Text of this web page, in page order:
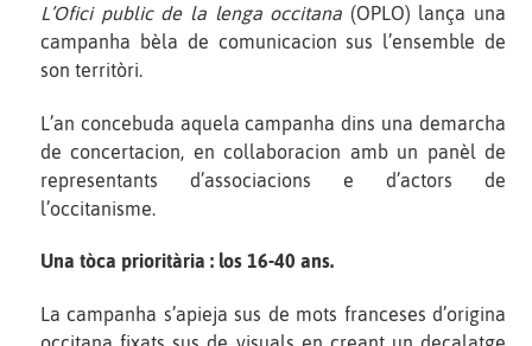
L’Ofici public de la lenga occitana (OPLO) lança una
campanha bèla de comunicacion sus l’ensemble de
son territòri.
L’an concebuda aquela campanha dins una demarcha
de concertacion, en collaboracion amb un panèl de
representants d’associacions e d’actors de
l’occitanisme.
Una tòca prioritària : los 16-40 ans.
La campanha s’apieja sus de mots franceses d’origina